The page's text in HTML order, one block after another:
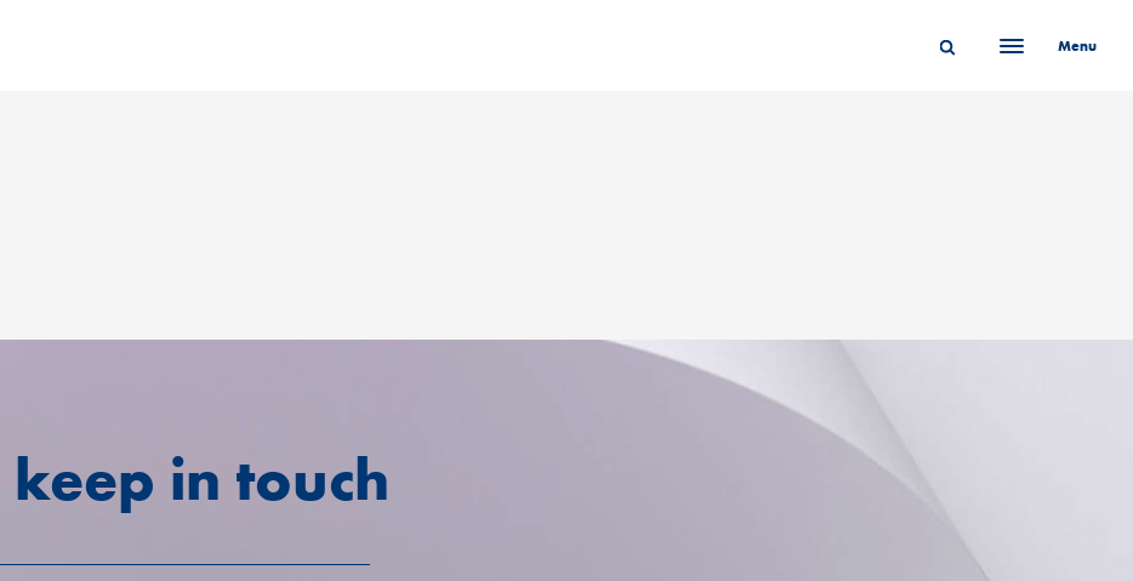
Menu
keep in touch